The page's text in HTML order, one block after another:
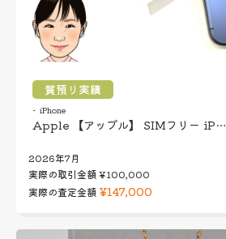
質預り実績
iPhone
Apple 【アップル】 SIMフリー iP…
2026年7月
実際の取引金額¥100,000
実際の査定金額 ¥147,000